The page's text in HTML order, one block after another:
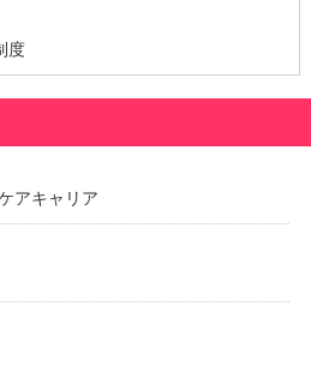
度
アキャリア